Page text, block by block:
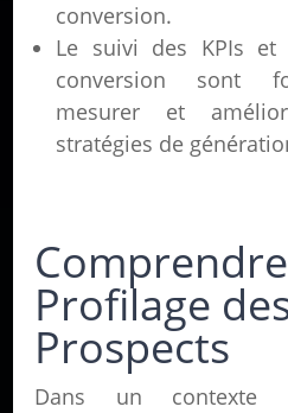
conversion.
Le suivi des KPIs et
conversion sont
mesurer et
stratégies de
Profilage
Prospects
Dans un contexte